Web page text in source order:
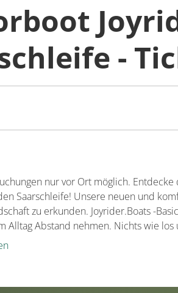
-
nur vor Ort möglich.
Saarschleife! Unsere neuen und
zu erkunden. Joyrider.Boats -
Alltag Abstand nehmen. Nichts wie los